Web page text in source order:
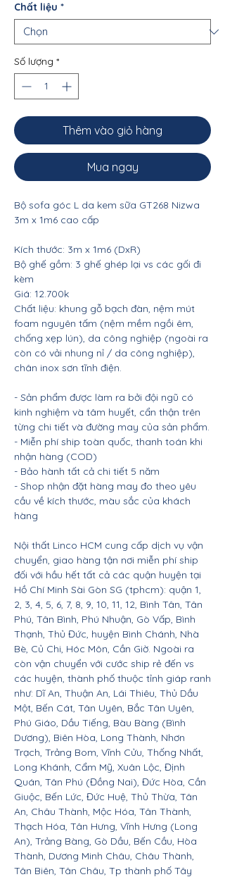
Chất liệu *
Số lượng *
Thêm vào giỏ hàng
Mua ngay
Bộ sofa góc L da kem sữa GT268 Nizwa
3m x 1m6 cao cấp
Kích thước: 3m x 1m6 (DxR)
Bộ ghế gồm: 3 ghế ghép lại vs các gối đi
kèm
Giá: 12.700k
Chất liệu: khung gỗ bạch đàn, nệm mút
foam nguyên tấm (nệm mềm ngồi êm,
chống xẹp lún), da công nghiệp (ngoài ra
còn có vải nhung nỉ / da công nghiệp),
chân inox sơn tĩnh điện.
- Sản phẩm được làm ra bởi đội ngũ có
kinh nghiệm và tâm huyết, cẩn thận trên
từng chi tiết và đường may của sản phẩm.
- Miễn phí ship toàn quốc, thanh toán khi
nhận hàng (COD)
- Bảo hành tất cả chi tiết 5 năm
- Shop nhận đặt hàng may đo theo yêu
cầu về kích thước, màu sắc của khách
hàng
Nội thất Linco HCM cung cấp dịch vụ vận
chuyển, giao hàng tận nơi miễn phí ship
đối với hầu hết tất cả các quận huyện tại
Hồ Chí Minh Sài Gòn SG (tphcm): quận 1,
2, 3, 4, 5, 6, 7, 8, 9, 10, 11, 12, Bình Tân, Tân
Phú, Tân Bình, Phú Nhuận, Gò Vấp, Bình
Thạnh, Thủ Đức, huyện Bình Chánh, Nhà
Bè, Củ Chi, Hóc Môn, Cần Giờ. Ngoài ra
còn vận chuyển với cước ship rẻ đến vs
các huyện, thành phố thuộc tỉnh giáp ranh
như: Dĩ An, Thuận An, Lái Thiêu, Thủ Dầu
Một, Bến Cát, Tân Uyên, Bắc Tân Uyên,
Phú Giáo, Dầu Tiếng, Bàu Bàng (Bình
Dương), Biên Hòa, Long Thành, Nhơn
Trạch, Trảng Bom, Vĩnh Cửu, Thống Nhất,
Long Khánh, Cẩm Mỹ, Xuân Lộc, Định
Quán, Tân Phú (Đồng Nai), Đức Hòa, Cần
Giuộc, Bến Lức, Đức Huệ, Thủ Thừa, Tân
An, Châu Thành, Mộc Hóa, Tân Thành,
Thạch Hóa, Tân Hưng, Vĩnh Hưng (Long
An), Trảng Bàng, Gò Dầu, Bến Cầu, Hòa
Thành, Dương Minh Châu, Châu Thành,
Tân Biên, Tân Châu, Tp thành phố Tây